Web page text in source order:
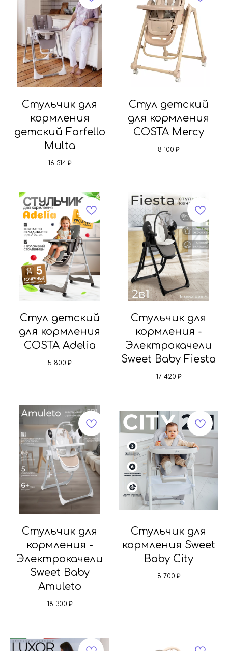
Стульчик для
кормления
детский Farfello
Multa
16 314 ₽
Стул детский
для кормления
COSTA Mercy
8 100 ₽
Стул детский
для кормления
COSTA Adelia
5 800 ₽
Стульчик для
кормления -
Электрокачели
Sweet Baby Fiesta
17 420 ₽
Стульчик для
кормления -
Электрокачели
Sweet Baby
Amuleto
18 300 ₽
Стульчик для
кормления Sweet
Baby City
8 700 ₽